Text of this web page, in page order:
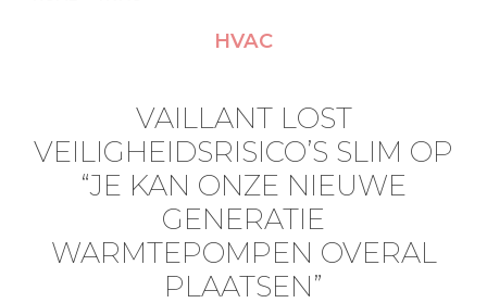
HVAC
VAILLANT LOST
VEILIGHEIDSRISICO’S SLIM OP
“JE KAN ONZE NIEUWE
GENERATIE
WARMTEPOMPEN OVERAL
PLAATSEN”